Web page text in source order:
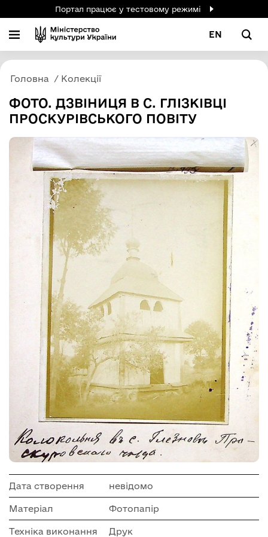
Портал працює у тестовому режимі
EN
Головна Колекції
ФОТО. ДЗВІНИЦЯ В С. ГЛІЗКІВЦІ
ПРОСКУРІВСЬКОГО ПОВІТУ
Дата створення невідомо
Матеріал Фотопапір
Техніка виконання Друк